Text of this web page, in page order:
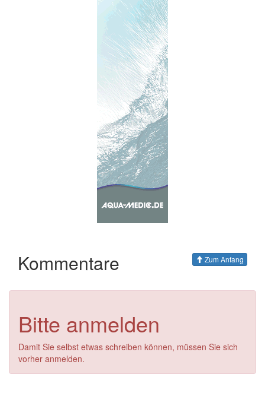
Kommentare Zum Anfang
Bitte anmelden
Damit Sie selbst etwas schreiben können, müssen Sie sich
vorher anmelden.